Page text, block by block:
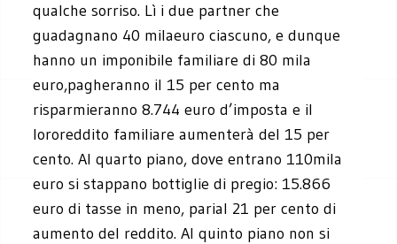
qualche sorriso. Lì i due partner che
guadagnano 40 milaeuro ciascuno, e dunque
hanno un imponibile familiare di 80 mila
euro,pagheranno il 15 per cento ma
risparmieranno 8.744 euro d’imposta e il
lororeddito familiare aumenterà del 15 per
cento. Al quarto piano, dove entrano 110mila
euro si stappano bottiglie di pregio: 15.866
euro di tasse in meno, parial 21 per cento di
aumento del reddito. Al quinto piano non si